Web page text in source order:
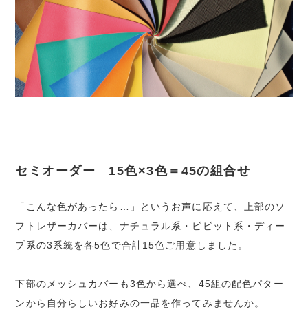
セミオーダー 15色×3色＝45の組合せ
「こんな色があったら…」というお声に応えて、上部のソ
フトレザーカバーは、ナチュラル系・ビビット系・ディー
プ系の3系統を各5色で合計15色ご用意しました。
下部のメッシュカバーも3色から選べ、45組の配色パター
ンから自分らしいお好みの一品を作ってみませんか。